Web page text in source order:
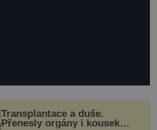
Transplantace a duše.
Přenesly orgány i kousek